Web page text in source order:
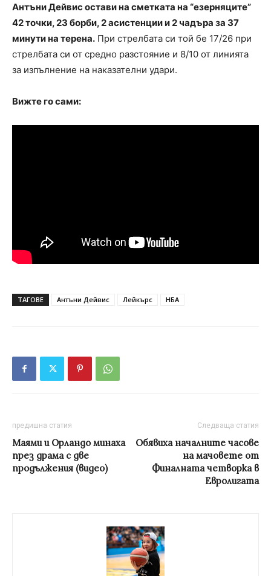
Антъни Дейвис остави на сметката на “езерняците”
42 точки, 23 борби, 2 асистенции и 2 чадъра за 37
минути на терена. При стрелбата си той бе 17/26 при
стрелбата си от средно разстояние и 8/10 от линията
за изпълнение на наказателни удари.
Вижте го сами:
ТАГОВЕ Антъни Дейвис Лейкърс НБА
предишна статия
Маями и Орландо минаха
през драма с две
продължения (видео)
Следваща статия
Обявиха началните часове
на мачовете от
Финалната четворка в
Евролигата